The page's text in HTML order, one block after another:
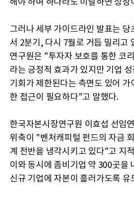
해야 하며 하나라도 미달하면 상장
그러나 세부 가이드라인 발표는 당
서 2분기, 다시 7월로 거듭 밀리고
연구원은 "투자자 보호를 통한 코
라는 긍정적 효과가 있지만 기업
기회가 제한된다는 측면도 있어 가
한 접근이 필요하다"고 말했다.
한국자본시장연구원 이효섭 선임
위축이 "벤처캐피털 펀드의 자금
계 전반을 냉각시키고 있다"고 지
이와 동시에 좀비기업 약 300곳을
신규 기업에 자본이 흘러가도록 유